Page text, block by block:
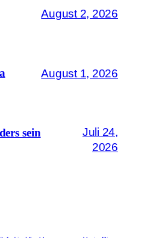
August 2, 2026
August 1, 2026
sein
Juli 24,
2026